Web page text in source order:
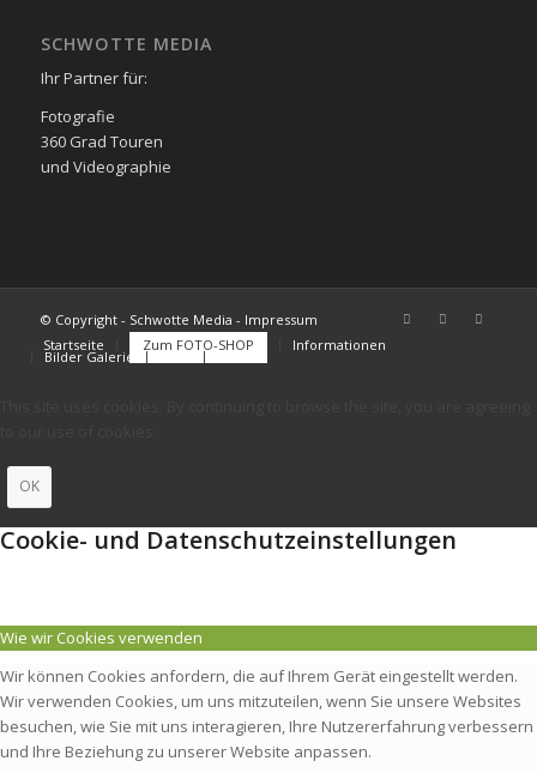
SCHWOTTE MEDIA
Ihr Partner für:
Fotografie
360 Grad Touren
und Videographie
© Copyright - Schwotte Media - Impressum
Startseite
Zum FOTO-SHOP Informationen
Bilder Galerie
OK
Cookie- und Datenschutzeinstellungen
Wie wir Cookies verwenden
Wir können Cookies anfordern, die auf Ihrem Gerät eingestellt werden.
Wir verwenden Cookies, um uns mitzuteilen, wenn Sie unsere Websites
besuchen, wie Sie mit uns interagieren, Ihre Nutzererfahrung verbessern
und Ihre Beziehung zu unserer Website anpassen.